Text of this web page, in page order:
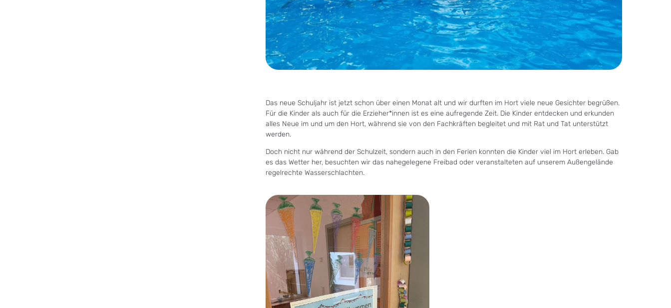
Das neue Schuljahr ist jetzt schon über einen Monat alt und wir durften im Hort viele neue Gesichter begrüßen.
Für die Kinder als auch für die Erzieher*innen ist es eine aufregende Zeit. Die Kinder entdecken und erkunden
alles Neue im und um den Hort, während sie von den Fachkräften begleitet und mit Rat und Tat unterstützt
werden.
Doch nicht nur während der Schulzeit, sondern auch in den Ferien konnten die Kinder viel im Hort erleben. Gab
es das Wetter her, besuchten wir das nahegelegene Freibad oder veranstalteten auf unserem Außengelände
regelrechte Wasserschlachten.